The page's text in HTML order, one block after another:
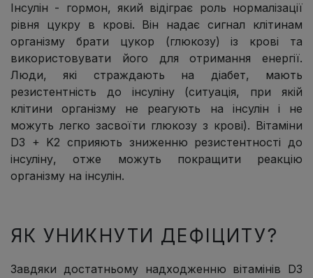
Інсулін - гормон, який відіграє роль нормалізації
рівня цукру в крові. Він надає сигнал клітинам
організму брати цукор (глюкозу) із крові та
використовувати його для отримання енергії.
Люди, які страждають на діабет, мають
резистентність до інсуліну (ситуація, при якій
клітини організму не реагують на інсулін і не
можуть легко засвоїти глюкозу з крові). Вітаміни
D3 + K2 сприяють зниженню резистентності до
інсуліну, отже можуть покращити реакцію
організму на інсулін.
ЯК УНИКНУТИ ДЕФІЦИТУ?
Завдяки достатньому надходженню вітамінів D3